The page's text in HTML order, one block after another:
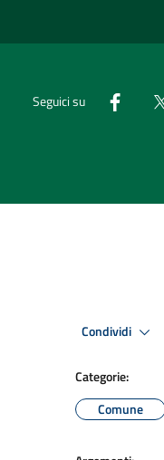
Seguici su
Condividi
Categorie:
Comune